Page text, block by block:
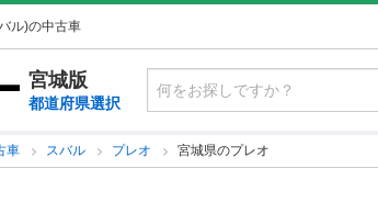
ル)の中古車
宮城版
都道府県選択
車 スバル プレオ 宮城県のプレオ